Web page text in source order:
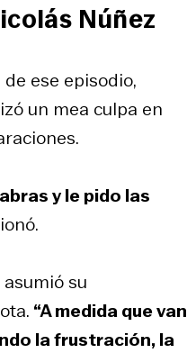
Núñez
ese episodio,
un mea culpa en
y le pido las
su
“A medida que van
la frustración, la